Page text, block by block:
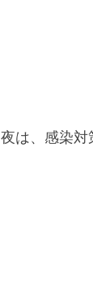
夜は、感染対